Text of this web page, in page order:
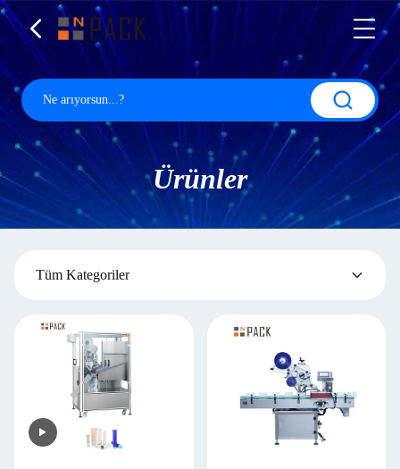
Ürünler
Tüm Kategoriler